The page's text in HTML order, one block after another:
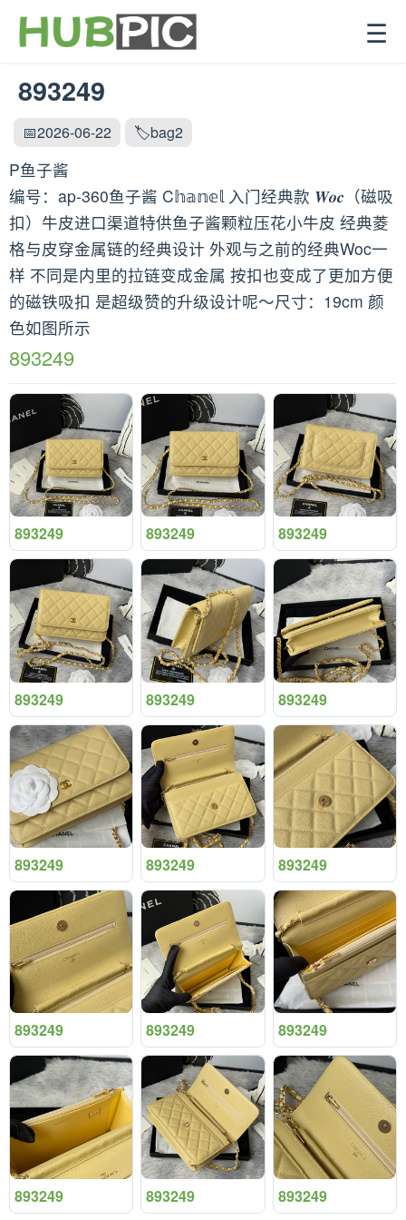
☰
893249
📅2026-06-22 🏷️bag2
P鱼子酱
编号：ap-360鱼子酱 C𝕙𝕒𝕟𝕖𝕝 入门经典款 𝑾𝒐𝒄（磁吸
扣）牛皮进口渠道特供鱼子酱颗粒压花小牛皮 经典菱
格与皮穿金属链的经典设计 外观与之前的经典Woc一
样 不同是内里的拉链变成金属 按扣也变成了更加方便
的磁铁吸扣 是超级赞的升级设计呢～尺寸：19cm 颜
色如图所示
893249
893249 893249 893249
893249 893249 893249
893249 893249 893249
893249 893249 893249
893249 893249 893249